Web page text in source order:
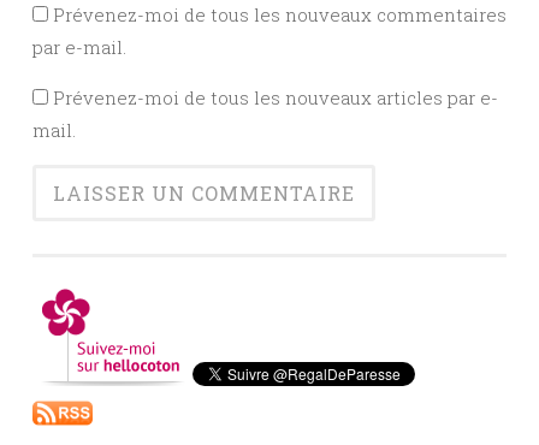
Prévenez-moi de tous les nouveaux commentaires
par e-mail.
Prévenez-moi de tous les nouveaux articles par e-
mail.